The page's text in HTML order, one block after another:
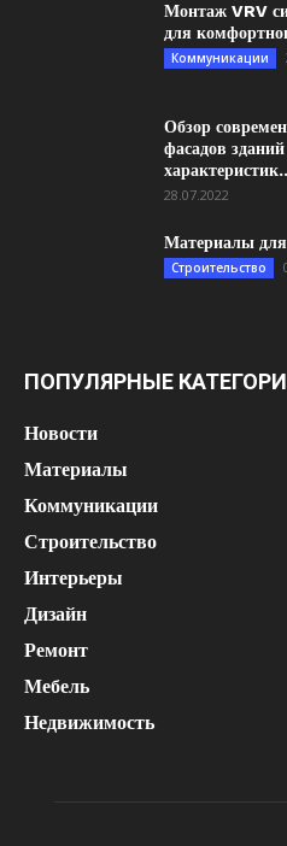
Монтаж VRV
для
Коммуникации
Обзор
фасадов
28.07.2022
Материалы для
Строительство
ПОПУЛЯРНЫЕ
Новости
Материалы
Коммуникации
Строительство
Интерьеры
Дизайн
Ремонт
Мебель
Недвижимость